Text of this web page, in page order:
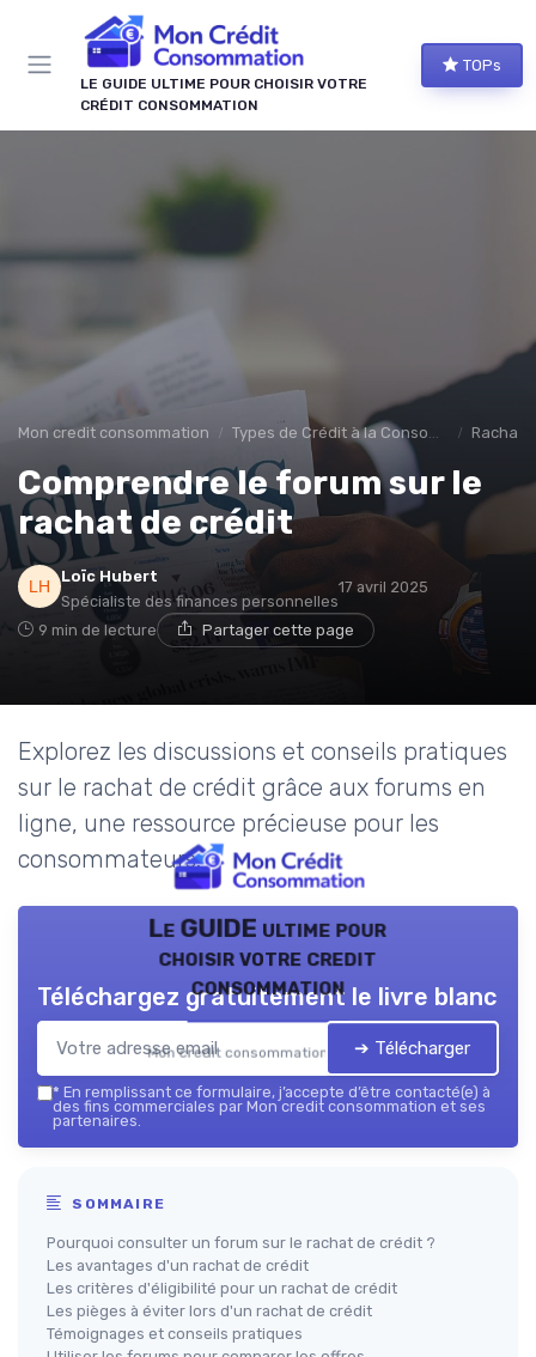
LE GUIDE ULTIME POUR CHOISIR VOTRE
CRÉDIT CONSOMMATION
TOPs
Mon credit consommation Types de Crédit à la Consommation Rachat
Comprendre le forum sur le
rachat de crédit
Loïc Hubert
Spécialiste des finances personnelles
17 avril 2025
9 min de lecture Partager cette page
Explorez les discussions et conseils pratiques
sur le rachat de crédit grâce aux forums en
ligne, une ressource précieuse pour les
consommateurs.
Le GUIDE ultime pour
choisir votre credit
consommation
Mon credit consommation — 2026
Téléchargez gratuitement le livre blanc
➔ Télécharger
* En remplissant ce formulaire, j’accepte d’être contacté(e) à
des fins commerciales par Mon credit consommation et ses
partenaires.
SOMMAIRE
Pourquoi consulter un forum sur le rachat de crédit ?
Les avantages d'un rachat de crédit
Les critères d'éligibilité pour un rachat de crédit
Les pièges à éviter lors d'un rachat de crédit
Témoignages et conseils pratiques
Panneau de gestion des cookies